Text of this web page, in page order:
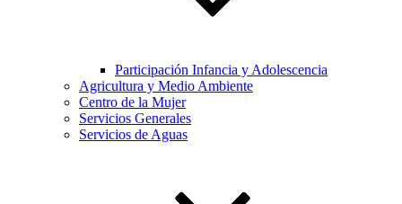
Participación Infancia y Adolescencia
Agricultura y Medio Ambiente
Centro de la Mujer
Servicios Generales
Servicios de Aguas